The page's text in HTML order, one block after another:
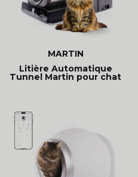
MARTIN
Litière Automatique
Tunnel Martin pour chat